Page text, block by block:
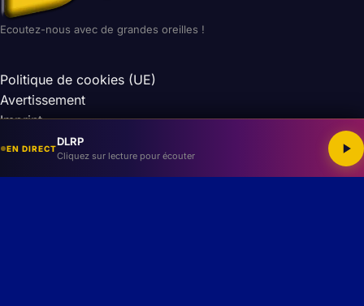
Ecoutez-nous avec de grandes oreilles !
Politique de cookies (UE)
Avertissement
Imprint
Conditions générales
EN DIRECT
DLRP
Cliquez sur lecture pour écouter